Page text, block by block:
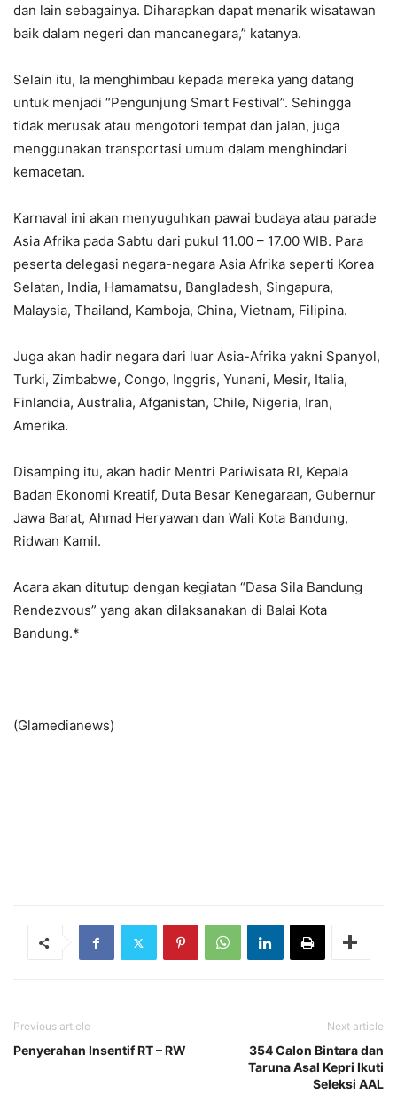
dan lain sebagainya. Diharapkan dapat menarik wisatawan
baik dalam negeri dan mancanegara,” katanya.
Selain itu, Ia menghimbau kepada mereka yang datang
untuk menjadi “Pengunjung Smart Festival”. Sehingga
tidak merusak atau mengotori tempat dan jalan, juga
menggunakan transportasi umum dalam menghindari
kemacetan.
Karnaval ini akan menyuguhkan pawai budaya atau parade
Asia Afrika pada Sabtu dari pukul 11.00 – 17.00 WIB. Para
peserta delegasi negara-negara Asia Afrika seperti Korea
Selatan, India, Hamamatsu, Bangladesh, Singapura,
Malaysia, Thailand, Kamboja, China, Vietnam, Filipina.
Juga akan hadir negara dari luar Asia-Afrika yakni Spanyol,
Turki, Zimbabwe, Congo, Inggris, Yunani, Mesir, Italia,
Finlandia, Australia, Afganistan, Chile, Nigeria, Iran,
Amerika.
Disamping itu, akan hadir Mentri Pariwisata RI, Kepala
Badan Ekonomi Kreatif, Duta Besar Kenegaraan, Gubernur
Jawa Barat, Ahmad Heryawan dan Wali Kota Bandung,
Ridwan Kamil.
Acara akan ditutup dengan kegiatan “Dasa Sila Bandung
Rendezvous” yang akan dilaksanakan di Balai Kota
Bandung.*
(Glamedianews)
Previous article
Penyerahan Insentif RT – RW
Next article
354 Calon Bintara dan
Taruna Asal Kepri Ikuti
Seleksi AAL